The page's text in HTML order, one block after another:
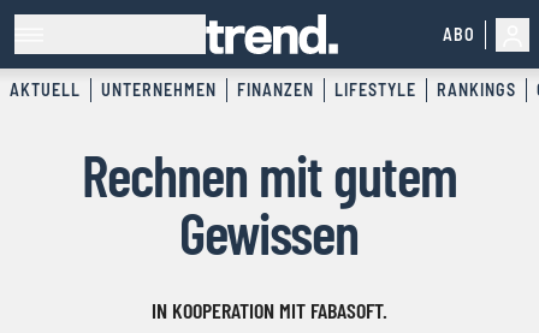
ABO
AKTUELL UNTERNEHMEN FINANZEN LIFESTYLE RANKINGS
Rechnen mit gutem
Gewissen
IN KOOPERATION MIT FABASOFT.